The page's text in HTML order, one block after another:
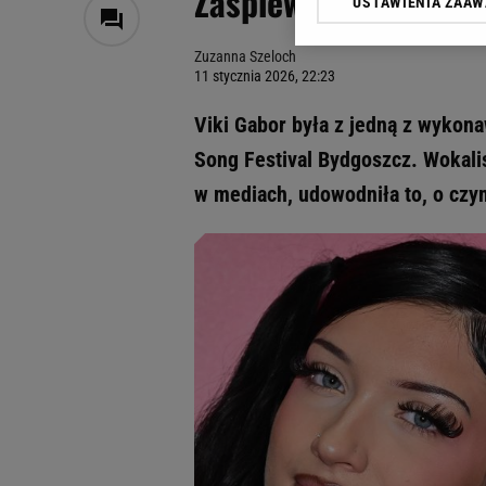
Zuzanna Szeloch
11 stycznia 2026, 22:23
Viki Gabor była z jedną z
Song Festival Bydgoszcz.
w mediach, udowodniła to, o
Klikając „Akceptuję”
odnośnik „Ustawienia
My, nasi Zaufani
Użycie dokładnych
Przechowywanie